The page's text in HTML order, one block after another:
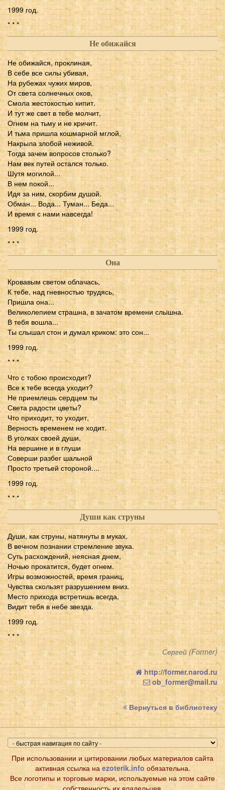
1999 год.
* * *
Не обижайся
Не обижайся, проклиная,
В себе все силы убивая,
На рубежах чужих миров,
От света солнечных оков,
Смола жестокостью кипит.
И тут же свет в тебе молчит,
Огнем на тьму и не кричит.
И тьма пришла кошмарной мглой,
Накрыла злобой неживой.
Тогда зачем вопросов столько?
Нам век путей остался только.
Шутя могилой...
В нем покой...
Идя за ним, скорбим душой.
Обман... Вода... Туман... Беда...
И время с нами навсегда!
1999 год.
* * *
Она
Кровавым светом облачась,
К тебе, над гневностью трудясь,
Пришла она...
Великолепием страшна, в зачатом времени слышна.
В тебя вошла...
Ты слышал стон и думал криком: это сон...
1999 год.
* * *
Что с тобою происходит?
Все к тебе всегда уходит?
Не приемлешь сердцем ты
Света радости цветы?
Что приходит, то уходит,
Верность временем не ходит.
В уголках своей души,
На вершине и в глуши
Соверши разбег шальной
Просто третьей стороной....
1999 год.
* * *
Души как струны
Души, как струны, натянуты в муках,
В вечном познании стремление звука.
Суть расхождений, неясная днем,
Ночью прокатится, будет огнем.
Игры возможностей, время границ,
Чувства скользят разрушением вниз.
Место прихода встретишь всегда,
Видит тебя в небе звезда.
1999 год.
* * *
Сергей (Former)
http://former.narod.ru
ob_former@mail.ru
Вернуться в библиотеку
При использовании и цитировании любых материалов сайта
активная ссылка на ezoterik.info обязательна.
Все логотипы и торговые марки, используемые на этом сайте
собственность их владельцев.